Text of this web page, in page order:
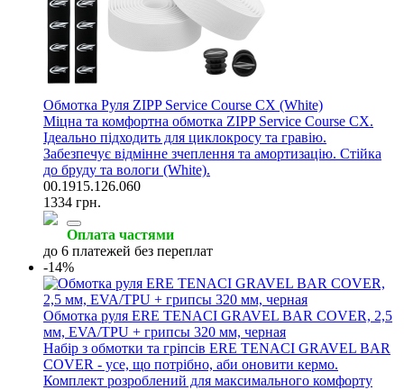
Обмотка Руля ZIPP Service Course CX (White)
Міцна та комфортна обмотка ZIPP Service Course CX.
Ідеально підходить для циклокросу та гравію.
Забезпечує відмінне зчеплення та амортизацію. Стійка
до бруду та вологи (White).
00.1915.126.060
1334 грн.
Оплата частями
до 6 платежей без переплат
-14%
Обмотка руля ERE TENACI GRAVEL BAR COVER, 2,5
мм, EVA/TPU + грипсы 320 мм, черная
Набір з обмотки та гріпсів ERE TENACI GRAVEL BAR
COVER - усе, що потрібно, аби оновити кермо.
Комплект розроблений для максимального комфорту